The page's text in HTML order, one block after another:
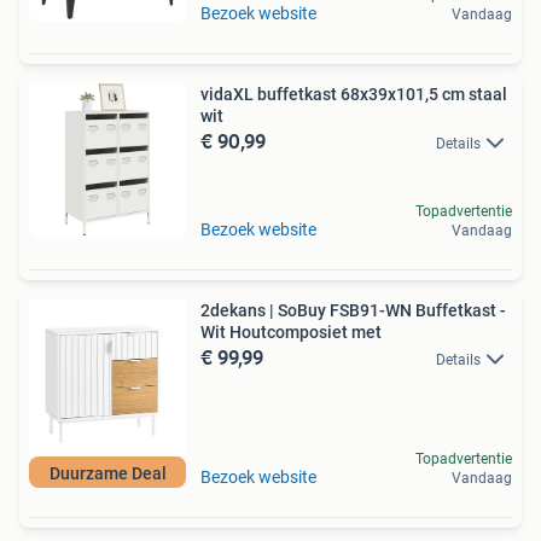
Bezoek website
Vandaag
vidaXL buffetkast 68x39x101,5 cm staal
wit
€ 90,99 Details
Bezoek website
Topadvertentie
Vandaag
Duurzame Deal
2dekans | SoBuy FSB91-WN Buffetkast -
Wit Houtcomposiet met
€ 99,99 Details
Bezoek website
Topadvertentie
Vandaag